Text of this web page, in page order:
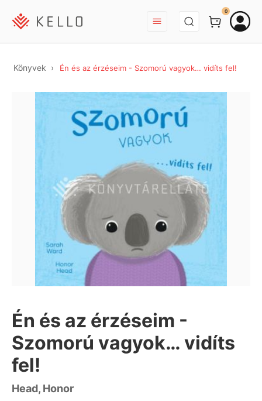
BEJELENTKEZÉS
0
Könyvek Én és az érzéseim - Szomorú vagyok… vidíts fel!
Én és az érzéseim -
Szomorú vagyok… vidíts
fel!
Head, Honor